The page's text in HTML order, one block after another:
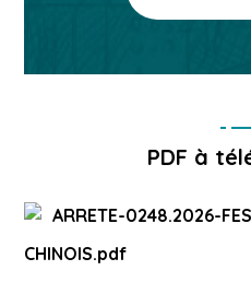
PDF à
ARRETE-0248.2026-
CHINOIS.pdf